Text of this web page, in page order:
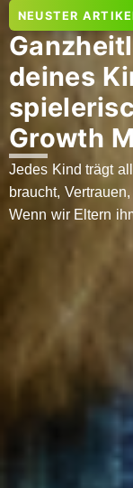
NEUSTER
deines
Growth
Jedes Kind trägt
braucht,
Wenn wir Eltern